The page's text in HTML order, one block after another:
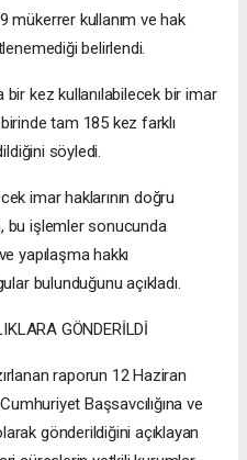
mükerrer kullanım ve hak
belirlendi.
kez kullanılabilecek bir imar
tam 185 kez farklı
söyledi.
imar haklarının doğru
bu işlemler sonucunda
yapılaşma hakkı
bulunduğunu açıkladı.
GÖNDERİLDİ
raporun 12 Haziran
Başsavcılığına ve
gönderildiğini açıklayan